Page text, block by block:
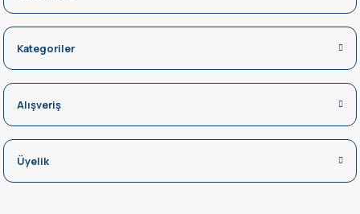
Kategoriler
Alışveriş
Üyelik